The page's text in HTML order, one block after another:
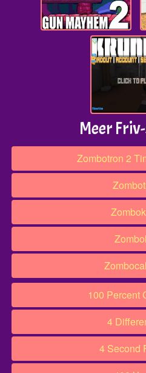
Meer
Zombotron 2
100 Percent
4
4 Second